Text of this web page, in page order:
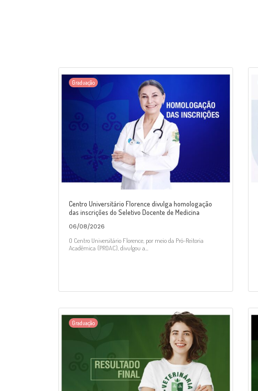
Graduação
Centro Universitário Florence divulga homologação
das inscrições do Seletivo Docente de Medicina
06/08/2026
O Centro Universitário Florence, por meio da Pró-Reitoria
Acadêmica (PROAC), divulgou a...
Graduação